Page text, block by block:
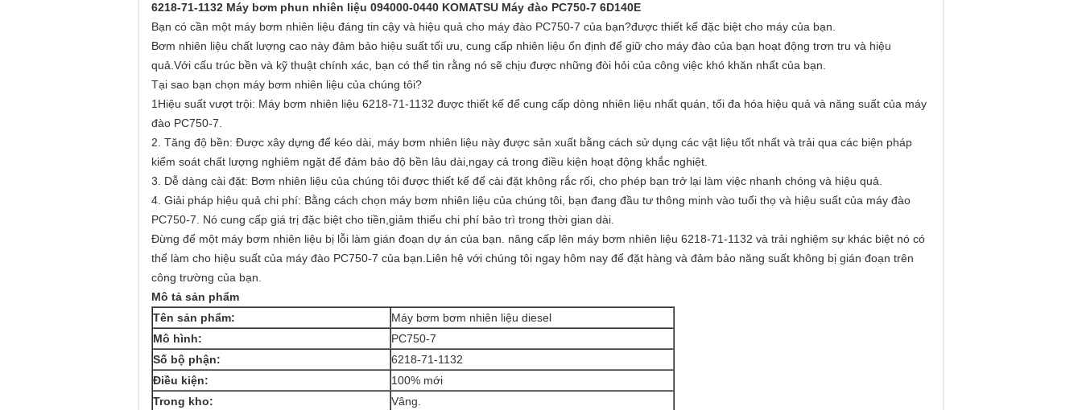
6218-71-1132 Máy bơm phun nhiên liệu 094000-0440 KOMATSU Máy đào PC750-7 6D140E
Bạn có cần một máy bơm nhiên liệu đáng tin cậy và hiệu quả cho máy đào PC750-7 của bạn?được thiết kế đặc biệt cho máy của bạn.
Bơm nhiên liệu chất lượng cao này đảm bảo hiệu suất tối ưu, cung cấp nhiên liệu ổn định để giữ cho máy đào của bạn hoạt động trơn tru và hiệu
quả.Với cấu trúc bền và kỹ thuật chính xác, bạn có thể tin rằng nó sẽ chịu được những đòi hỏi của công việc khó khăn nhất của bạn.
Tại sao bạn chọn máy bơm nhiên liệu của chúng tôi?
1Hiệu suất vượt trội: Máy bơm nhiên liệu 6218-71-1132 được thiết kế để cung cấp dòng nhiên liệu nhất quán, tối đa hóa hiệu quả và năng suất của máy
đào PC750-7.
2. Tăng độ bền: Được xây dựng để kéo dài, máy bơm nhiên liệu này được sản xuất bằng cách sử dụng các vật liệu tốt nhất và trải qua các biện pháp
kiểm soát chất lượng nghiêm ngặt để đảm bảo độ bền lâu dài,ngay cả trong điều kiện hoạt động khắc nghiệt.
3. Dễ dàng cài đặt: Bơm nhiên liệu của chúng tôi được thiết kế để cài đặt không rắc rối, cho phép bạn trở lại làm việc nhanh chóng và hiệu quả.
4. Giải pháp hiệu quả chi phí: Bằng cách chọn máy bơm nhiên liệu của chúng tôi, bạn đang đầu tư thông minh vào tuổi thọ và hiệu suất của máy đào
PC750-7. Nó cung cấp giá trị đặc biệt cho tiền,giảm thiểu chi phí bảo trì trong thời gian dài.
Đừng để một máy bơm nhiên liệu bị lỗi làm gián đoạn dự án của bạn. nâng cấp lên máy bơm nhiên liệu 6218-71-1132 và trải nghiệm sự khác biệt nó có
thể làm cho hiệu suất của máy đào PC750-7 của bạn.Liên hệ với chúng tôi ngay hôm nay để đặt hàng và đảm bảo năng suất không bị gián đoạn trên
công trường của bạn.
Mô tả sản phẩm
Tên sản phẩm:
Máy bơm bơm nhiên liệu diesel
Mô hình:
PC750-7
Số bộ phận:
6218-71-1132
Điều kiện:
100% mới
Trong kho:
Vâng.